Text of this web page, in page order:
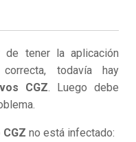
tener la aplicación
todavía hay
CGZ. Luego debe
no está infectado: